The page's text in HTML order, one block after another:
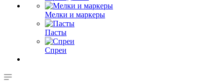
Мелки и маркеры
Пасты
Спреи